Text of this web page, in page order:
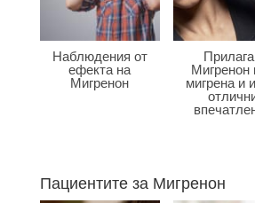
Наблюдения от
ефекта на
Мигренон
Мигренон
мигрена и
Пациентите за Мигренон